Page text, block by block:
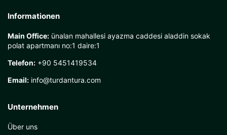
Informationen
Main Office: ünalan mahallesi ayazma caddesi aladdin sokak
polat apartmanı no:1 daire:1
Telefon: +90 5451419534
Email: info@turdantura.com
Unternehmen
Über uns